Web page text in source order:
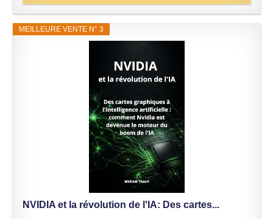
MEILLEURE VENTE N° 3
NVIDIA et la révolution de l'IA: Des cartes...